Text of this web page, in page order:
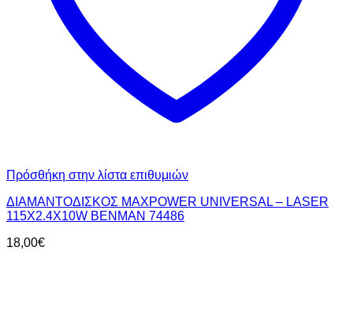
Πρόσθήκη στην λίστα επιθυμιών
ΔΙΑΜΑΝΤΟΔΙΣΚΟΣ MAXPOWER UNIVERSAL – LASER
115X2.4X10W BENMAN 74486
18,00€